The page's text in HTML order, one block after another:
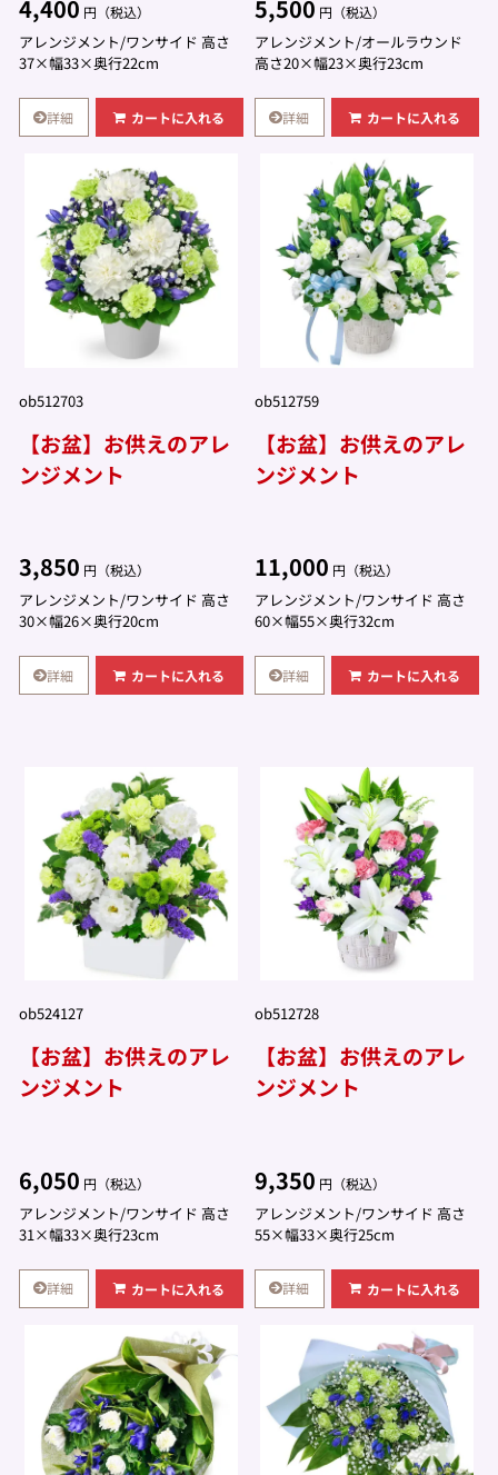
4,400 円（税込）
アレンジメント/ワンサイド 高さ
37×幅33×奥行22cm
詳細 カートに入れる
5,500 円（税込）
アレンジメント/オールラウンド
高さ20×幅23×奥行23cm
詳細 カートに入れる
ob512703
【お盆】お供えのアレ
ンジメント
3,850 円（税込）
アレンジメント/ワンサイド 高さ
30×幅26×奥行20cm
詳細 カートに入れる
ob512759
【お盆】お供えのアレ
ンジメント
11,000 円（税込）
アレンジメント/ワンサイド 高さ
60×幅55×奥行32cm
詳細 カートに入れる
ob524127
【お盆】お供えのアレ
ンジメント
6,050 円（税込）
アレンジメント/ワンサイド 高さ
31×幅33×奥行23cm
詳細 カートに入れる
ob512728
【お盆】お供えのアレ
ンジメント
9,350 円（税込）
アレンジメント/ワンサイド 高さ
55×幅33×奥行25cm
詳細 カートに入れる